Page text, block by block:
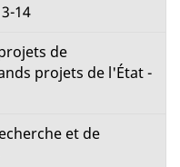
14
de
projets de l'État -
et de